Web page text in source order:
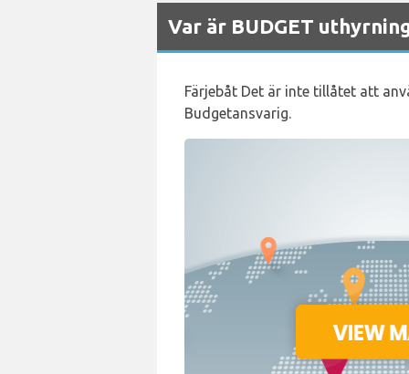
Var är BUDGET
Färjebåt Det är inte tillåtet att
Budgetansvarig.